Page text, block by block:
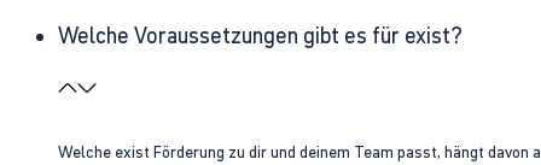
Welche Voraussetzungen gibt es für exist?
Welche exist Förderung zu dir und deinem Team passt, hängt